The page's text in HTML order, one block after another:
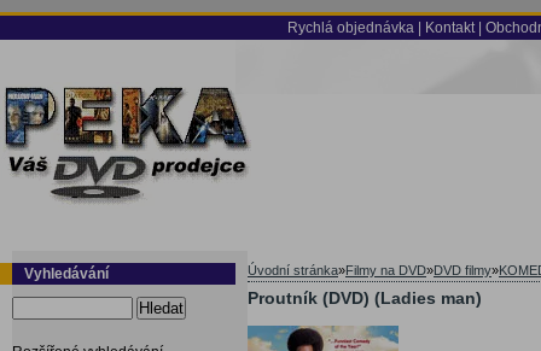
Rychlá objednávka Kontakt
Vyhledávání
Hledat
Úvodní stránka»Filmy na DVD»DVD filmy»
Proutník (DVD) (Ladies man)